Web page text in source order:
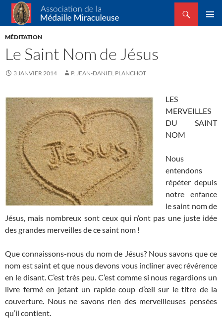
Association de la Médaille Miraculeuse
Recherche
ALLER
AU
MÉDITATION
Le Saint Nom de Jésus
3 JANVIER 2014 P. JEAN-DANIEL PLANCHOT
LES
MERVEILLES
DU SAINT
NOM
Nous
entendons
répéter depuis
notre enfance
le saint nom de
Jésus, mais nombreux sont ceux qui n’ont pas une juste idée
des grandes merveilles de ce saint nom !
Que connaissons-nous du nom de Jésus? Nous savons que ce
nom est saint et que nous devons vous incliner avec révérence
en le disant. C’est très peu. C’est comme si nous regardions un
livre fermé en jetant un rapide coup d’œil sur le titre de la
couverture. Nous ne savons rien des merveilleuses pensées
qu’il contient.